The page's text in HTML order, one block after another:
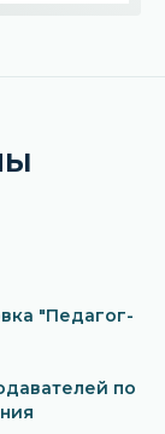
"Педагог-
по